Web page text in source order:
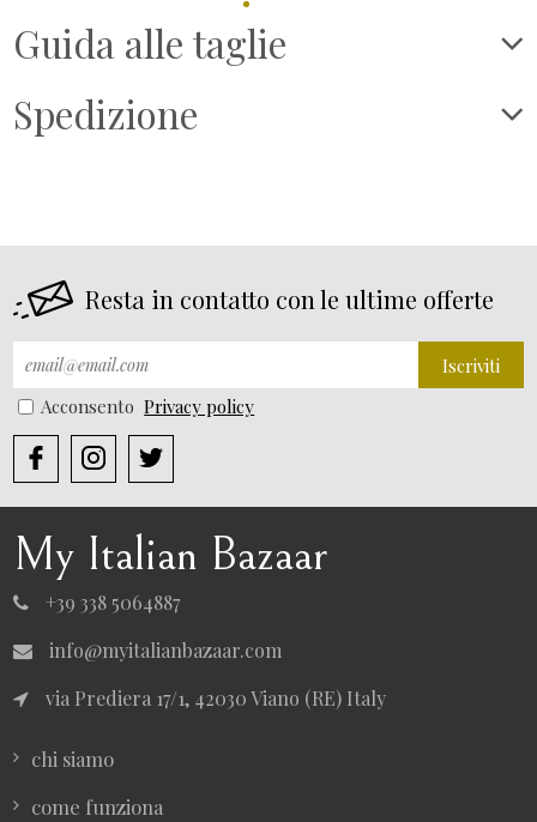
Guida alle taglie
Spedizione
Resta in contatto con le ultime offerte
Iscriviti
Acconsento Privacy policy
My Italian Bazaar
+39 338 5064887
info@myitalianbazaar.com
via Prediera 17/1, 42030 Viano (RE) Italy
chi siamo
come funziona